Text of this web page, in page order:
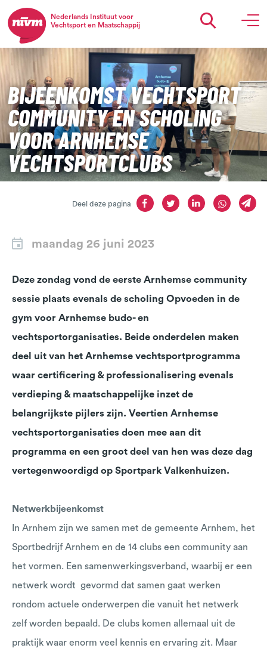
Nederlands Instituut voor
Vechtsport en Maatschappij
BIJEENKOMST VECHTSPORT
COMMUNITY ÉN SCHOLING
VOOR ARNHEMSE
VECHTSPORTCLUBS
Deel deze pagina
maandag 26 juni 2023
Deze zondag vond de eerste Arnhemse community
sessie plaats evenals de scholing Opvoeden in de
gym voor Arnhemse budo- en
vechtsportorganisaties. Beide onderdelen maken
deel uit van het Arnhemse vechtsportprogramma
waar certificering & professionalisering evenals
verdieping & maatschappelijke inzet de
belangrijkste pijlers zijn. Veertien Arnhemse
vechtsportorganisaties doen mee aan dit
programma en een groot deel van hen was deze dag
vertegenwoordigd op Sportpark Valkenhuizen.
Netwerkbijeenkomst
In Arnhem zijn we samen met de gemeente Arnhem, het
Sportbedrijf Arnhem en de 14 clubs een community aan
het vormen. Een samenwerkingsverband, waarbij er een
netwerk wordt gevormd dat samen gaat werken
rondom actuele onderwerpen die vanuit het netwerk
zelf worden bepaald. De clubs komen allemaal uit de
praktijk waar enorm veel kennis en ervaring zit. Maar